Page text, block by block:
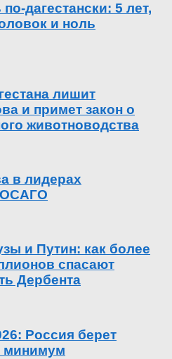
дагестански: 5 лет,
и ноль
лишит
и примет закон о
животноводства
в лидерах
ОСАГО
и Путин: как более
спасают
Дербента
Россия берет
минимум